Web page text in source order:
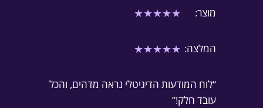
מוצר: ★
★
★
★
★
המלצה: ★
★
★
★
★
“לוח המודעות הדיגיטלי נראה מדהים, והכל
עובד חלק!”